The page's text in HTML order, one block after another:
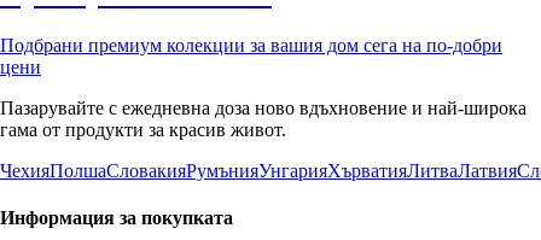
Подбрани премиум колекции за вашия дом сега на по-добри
цени
Пазарувайте с ежедневна доза ново вдъхновение и най-широка
гама от продукти за красив живот.
ЧехияПолшаСловакияРумънияУнгарияХърватияЛитваЛатвия
Информация за покупката